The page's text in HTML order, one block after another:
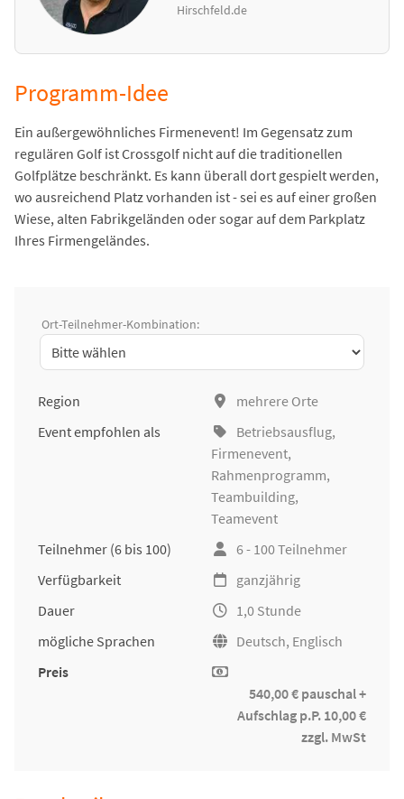
Hirschfeld.de
Programm-Idee
Ein außergewöhnliches Firmenevent! Im Gegensatz zum
regulären Golf ist Crossgolf nicht auf die traditionellen
Golfplätze beschränkt. Es kann überall dort gespielt werden,
wo ausreichend Platz vorhanden ist - sei es auf einer großen
Wiese, alten Fabrikgeländen oder sogar auf dem Parkplatz
Ihres Firmengeländes.
Ort-Teilnehmer-Kombination:
Region
mehrere Orte
Event empfohlen als
Betriebsausflug,
Firmenevent,
Rahmenprogramm,
Teambuilding,
Teamevent
Teilnehmer (6 bis 100)
6 - 100 Teilnehmer
Verfügbarkeit
ganzjährig
Dauer
1,0 Stunde
mögliche Sprachen
Deutsch, Englisch
Preis
540,00 € pauschal +
Aufschlag p.P. 10,00 €
zzgl. MwSt